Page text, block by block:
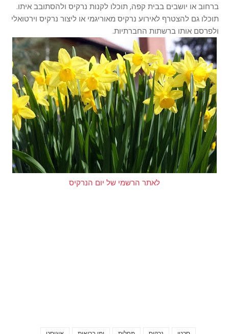
ברחוב או יושבים בבית קפה, תוכלו לקנות נרקיס ולהסתובב איתו.
תוכלו גם להצטרף לאירוע נרקיס מאוריגמי או ליצור נרקיס וירטואלי
ולפרסם אותו ברשתות החברתיות.
לאתר הרשמי של יום הנרקיס